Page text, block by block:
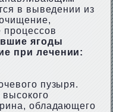
в выведении из
ягоды
при лечении:
пузыря.
обладающего